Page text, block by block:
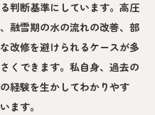
判断基準にしています。高圧
融雪期の水の流れの改善、部
改修を避けられるケースが多
くできます。私自身、過去の
経験を生かしてわかりやす
ます。